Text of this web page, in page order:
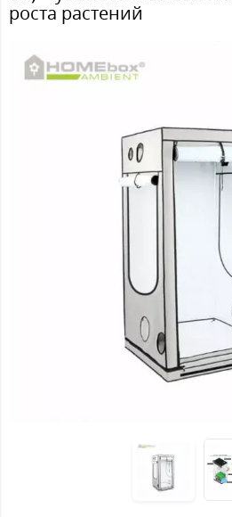
роста растений